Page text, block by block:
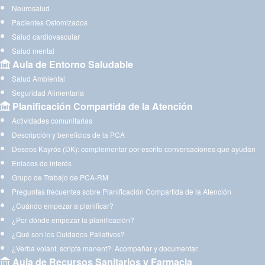
Neurosalud
Pacientes Ostomizados
Salud cardiovascular
Salud mental
Aula de Entorno Saludable
Salud Ambiental
Seguridad Alimentaria
Planificación Compartida de la Atención
Actividades comunitarias
Descripción y beneficios de la PCA
Deseos Kayrós (DK): complementar por escrito conversaciones que ayudan
Enlaces de interés
Grupo de Trabajo de PCA-RM
Preguntas frecuentes sobre Planificación Compartida de la Atención
¿Cuándo empezar a planificar?
¿Por dónde empezar la planificación?
¿Qué son los Cuidados Paliativos?
¿Verba volant, scripta manent?. Acompañar y documentar.
Aula de Recursos Sanitarios y Farmacia